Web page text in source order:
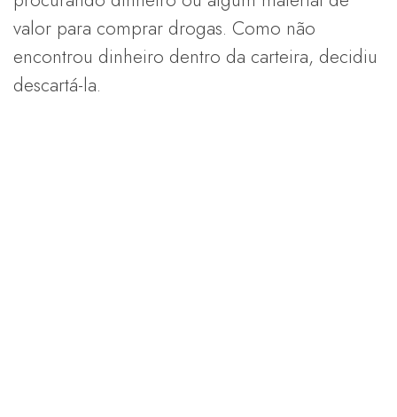
valor para comprar drogas. Como não
encontrou dinheiro dentro da carteira, decidiu
descartá-la.